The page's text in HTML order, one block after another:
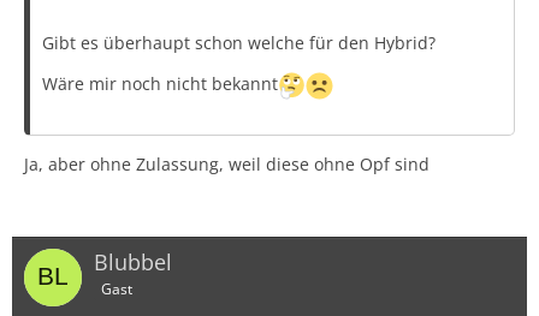
Gibt es überhaupt schon welche für den Hybrid?
Wäre mir noch nicht bekannt
Ja, aber ohne Zulassung, weil diese ohne Opf sind
Blubbel
Gast